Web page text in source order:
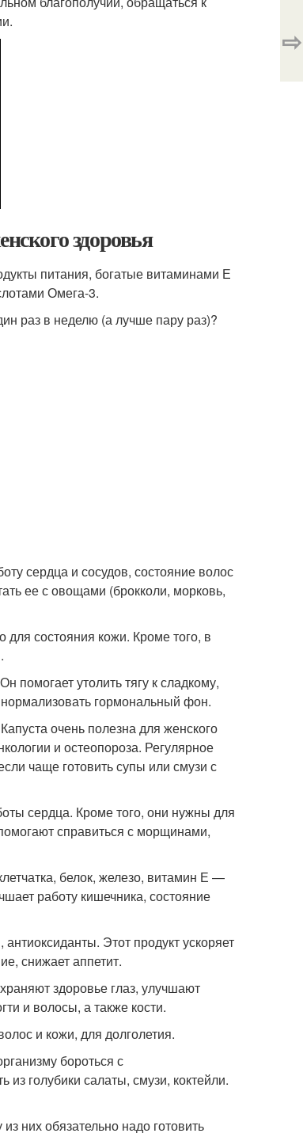
здоровья
питания, богатые витаминами Е
Омега-3.
раз в неделю (а лучше пару раз)?
сердца и сосудов, состояние волос
ее с овощами (брокколи, морковь,
для состояния кожи. Кроме того, в
утолить тягу к сладкому,
нормализовать гормональный фон.
очень полезна для женского
и остеопороза. Регулярное
чаще готовить супы или смузи с
сердца. Кроме того, они нужны для
справиться с морщинами,
белок, железо, витамин Е —
работу кишечника, состояние
Этот продукт ускоряет
снижает аппетит.
здоровье глаз, улучшают
и волосы, а также кости.
и кожи, для долголетия.
бороться с
голубики салаты, смузи, коктейли.
них обязательно надо готовить
⇨